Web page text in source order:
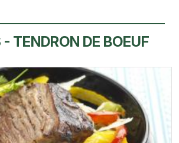
TENDRON DE BOEUF